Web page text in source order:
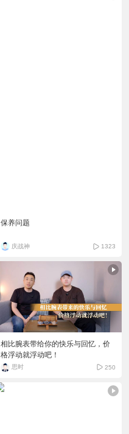
保养问题
庆战神 1323
相比腕表带给你的快乐与回忆，价
格浮动就浮动吧！
思时 250